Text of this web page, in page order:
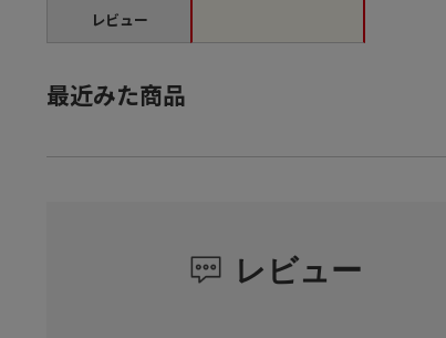
レビュー
最近みた商品
レビュー